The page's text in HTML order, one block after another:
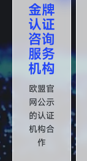
金牌
认证
咨询
服务
机构
欧盟官
网公示
的认证
机构合
作